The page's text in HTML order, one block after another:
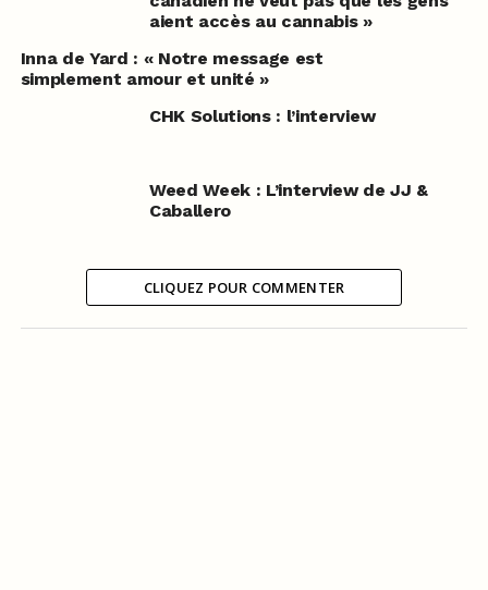
aient accès au cannabis »
Inna de Yard : « Notre message est
simplement amour et unité »
CHK Solutions : l’interview
Weed Week : L’interview de JJ &
Caballero
CLIQUEZ POUR COMMENTER